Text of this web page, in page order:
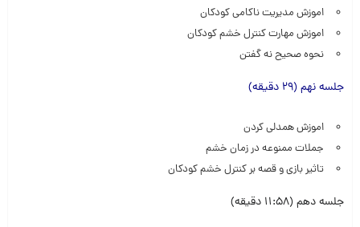
اموزش مدیریت ناکامی کودکان
اموزش مهارت کنترل خشم کودکان
نحوه صحیح نه گفتن
جلسه نهم (29 دقیقه)
اموزش همدلی کردن
جملات ممنوعه در زمان خشم
تاثیر بازی و قصه بر کنترل خشم کودکان
جلسه دهم (11:58 دقیقه)